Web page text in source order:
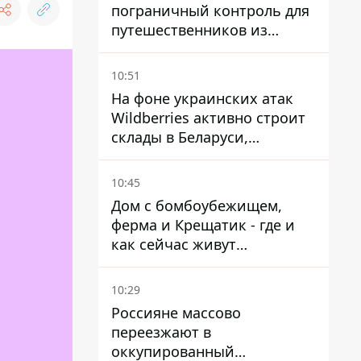
пограничный контроль для
путешественников из
Италии из-за
миграционного конфликта
10:51
На фоне украинских атак
Wildberries активно строит
склады в Беларуси,
Казахстане, Узбекистане
10:45
Дом с бомбоубежищем,
ферма и Крещатик - где и
как сейчас живут
украинские знаменитости
10:29
Россияне массово
переезжают в
оккупированный